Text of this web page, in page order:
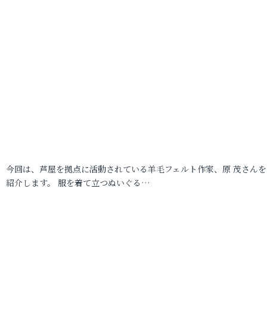
今回は、芦屋を拠点に活動されている羊毛フェルト作家、原 茂さん
紹介します。 服を着て立つぬいぐる…